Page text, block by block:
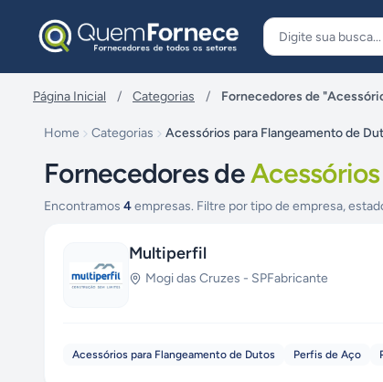
Página Inicial / Categorias / Fornecedores de
Home Categorias Acessórios para Flangeamento de
Fornecedores de
Encontramos 4empresas. Filtre por tipo de empresa,
Multiperfil
Mogi das Cruzes - SPFabricante
Acessórios para Flangeamento de Dutos Perfis de Aço